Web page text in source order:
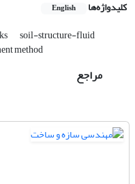
کلیدواژه‌ها English
soil-structure-fluid
method
مراجع